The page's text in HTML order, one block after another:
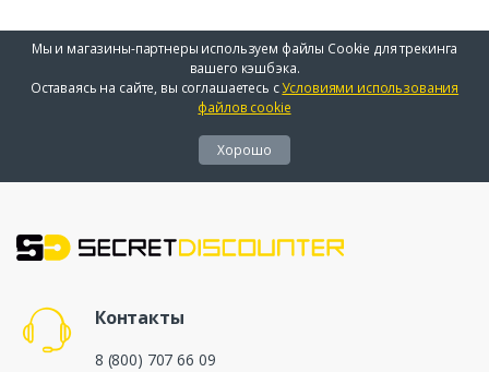
Мы и магазины-партнеры используем файлы Cookie для трекинга
вашего кэшбэка.
Оставаясь на сайте, вы соглашаетесь сУсловиями использования
файлов cookie
Хорошо
Контакты
8 (800) 707 66 09